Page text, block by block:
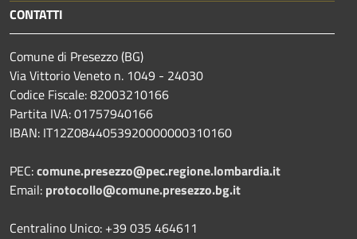
CONTATTI
Comune di Presezzo (BG)
Via Vittorio Veneto n. 1049 - 24030
Codice Fiscale: 82003210166
Partita IVA: 01757940166
IBAN: IT12Z0844053920000000310160
PEC:comune.presezzo@pec.regione.lombardia.it
Email: protocollo@comune.presezzo.bg.it
Centralino Unico: +39 035 464611